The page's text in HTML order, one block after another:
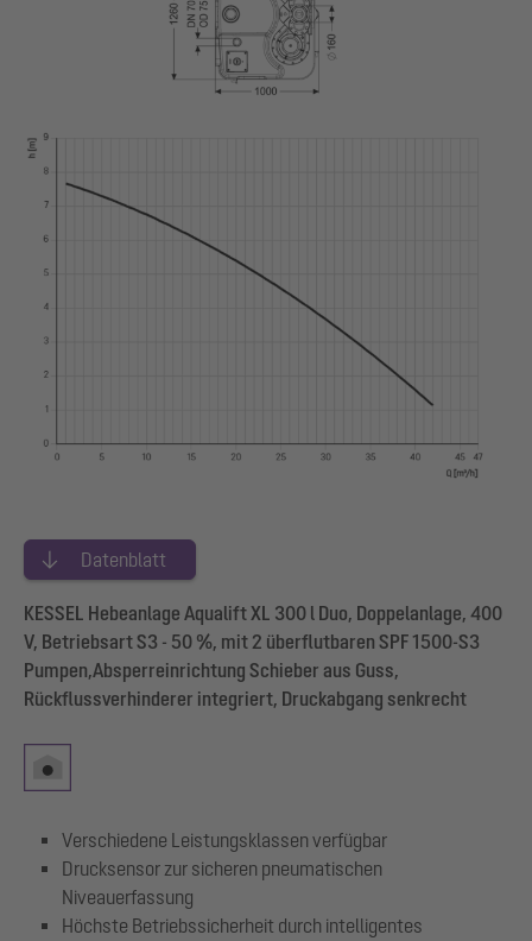
Datenblatt
KESSEL Hebeanlage Aqualift XL 300 l Duo, Doppelanlage, 400
V, Betriebsart S3 - 50 %, mit 2 überflutbaren SPF 1500-S3
Pumpen,Absperreinrichtung Schieber aus Guss,
Rückflussverhinderer integriert, Druckabgang senkrecht
Verschiedene Leistungsklassen verfügbar
Drucksensor zur sicheren pneumatischen
Niveauerfassung
Höchste Betriebssicherheit durch intelligentes